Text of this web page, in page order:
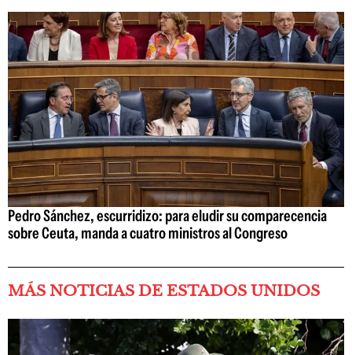
Pedro Sánchez, escurridizo: para eludir su comparecencia
sobre Ceuta, manda a cuatro ministros al Congreso
MÁS NOTICIAS DE ESTADOS UNIDOS